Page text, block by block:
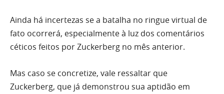
Ainda há incertezas se a batalha no ringue virtual de
fato ocorrerá, especialmente à luz dos comentários
céticos feitos por Zuckerberg no mês anterior.
Mas caso se concretize, vale ressaltar que
Zuckerberg, que já demonstrou sua aptidão em